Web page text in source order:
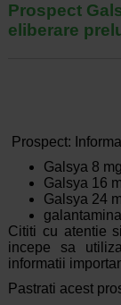
Prospect
eliberare
Prospect:
Galsya 8
Galsya 16
Galsya 24
galantamina
Cititi cu atentie
incepe sa
informatii
Pastrati acest